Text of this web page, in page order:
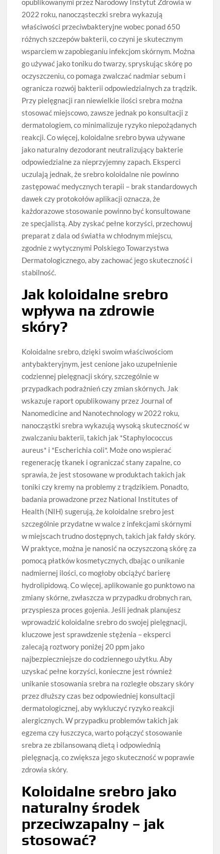
opublikowanymi przez Narodowy Instytut Zdrowia w
2022 roku, nanocząsteczki srebra wykazują
właściwości przeciwbakteryjne wobec ponad 650
różnych szczepów bakterii, co czyni je skutecznym
wsparciem w zapobieganiu infekcjom skórnym. Można
go używać jako toniku do twarzy, spryskując skórę po
oczyszczeniu, co pomaga zwalczać nadmiar sebum i
ogranicza rozwój bakterii odpowiedzialnych za trądzik.
Przy pielęgnacji ran niewielkie ilości srebra można
stosować miejscowo, zawsze jednak po konsultacji z
dermatologiem, co minimalizuje ryzyko niepożądanych
reakcji. Co więcej, koloidalne srebro bywa używane
jako naturalny dezodorant neutralizujący bakterie
odpowiedzialne za nieprzyjemny zapach. Eksperci
uczulają jednak, że srebro koloidalne nie powinno
zastępować medycznych terapii – brak standardowych
dawek czy protokołów aplikacji oznacza, że
każdorazowe stosowanie powinno być konsultowane
ze specjalistą. Aby zyskać pełne korzyści, przechowuj
preparat z dala od światła w chłodnym miejscu,
zgodnie z wytycznymi Polskiego Towarzystwa
Dermatologicznego, aby zachować jego skuteczność i
stabilność.
Jak koloidalne srebro
wpływa na zdrowie
skóry?
Koloidalne srebro, dzięki swoim właściwościom
antybakteryjnym, jest cenione jako uzupełnienie
codziennej pielęgnacji skóry, szczególnie w
przypadkach podrażnień czy zmian skórnych. Jak
wskazuje raport opublikowany przez Journal of
Nanomedicine and Nanotechnology w 2022 roku,
nanocząstki srebra wykazują wysoką skuteczność w
zwalczaniu bakterii, takich jak *Staphylococcus
aureus* i *Escherichia coli*. Może ono wspierać
regenerację tkanek i ograniczać stany zapalne, co
sprawia, że jest stosowane w produktach takich jak
toniki czy kremy na problemy z trądzikiem. Ponadto,
badania prowadzone przez National Institutes of
Health (NIH) sugerują, że koloidalne srebro jest
szczególnie przydatne w walce z infekcjami skórnymi
w miejscach trudno dostępnych, takich jak fałdy skóry.
W praktyce, można je nanosić na oczyszczoną skórę za
pomocą płatków kosmetycznych, dbając o unikanie
nadmiernej ilości, co mogłoby obciążyć barierę
hydrolipidową. Co więcej, aplikowanie go punktowo na
zmiany skórne, zwłaszcza w przypadku drobnych ran,
przyspiesza proces gojenia. Jeśli jednak planujesz
wprowadzić koloidalne srebro do swojej pielęgnacji,
kluczowe jest sprawdzenie stężenia – eksperci
zalecają roztwory poniżej 20 ppm jako
najbezpieczniejsze do codziennego użytku. Aby
uzyskać pełne korzyści, konieczne jest również
unikanie stosowania srebra na rozległe obszary skóry
przez dłuższy czas bez odpowiedniej konsultacji
dermatologicznej, aby wykluczyć ryzyko reakcji
alergicznych. W przypadku problemów takich jak
egzema czy łuszczyca, warto połączyć stosowanie
srebra ze zbilansowaną dietą i odpowiednią
pielęgnacją, co zwiększa jego skuteczność w poprawie
zdrowia skóry.
Koloidalne srebro jako
naturalny środek
przeciwzapalny – jak
stosować?